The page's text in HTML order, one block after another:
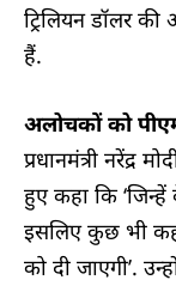
ट्रिलियन डॉलर
हैं.
अलोचकों को
प्रधानमंत्री नरेंद्र
हुए कहा कि
इसलिए कुछ भी
को दी जाएगी’.